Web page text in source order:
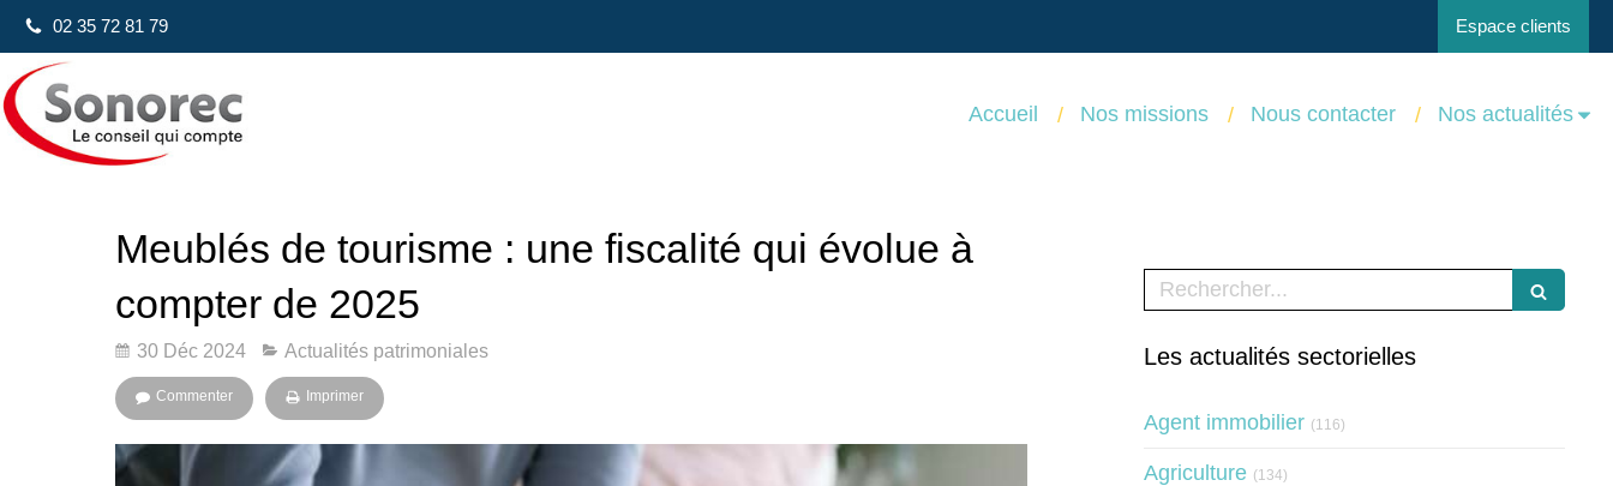
02 35 72 81 79 Espace clients
Accueil Nos missions Nous contacter Nos actualités
Meublés de tourisme : une fiscalité qui évolue à
compter de 2025
30 Déc 2024 Actualités patrimoniales
Commenter Imprimer
Rechercher
Les actualités sectorielles
Agent immobilier (116)
Agriculture (134)